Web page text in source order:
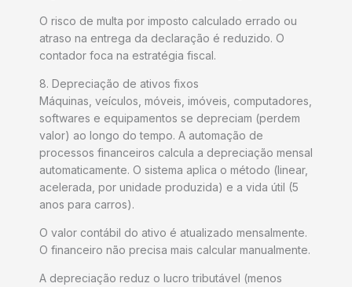
O risco de multa por imposto calculado errado ou
atraso na entrega da declaração é reduzido. O
contador foca na estratégia fiscal.
8. Depreciação de ativos fixos
Máquinas, veículos, móveis, imóveis, computadores,
softwares e equipamentos se depreciam (perdem
valor) ao longo do tempo. A automação de
processos financeiros calcula a depreciação mensal
automaticamente. O sistema aplica o método (linear,
acelerada, por unidade produzida) e a vida útil (5
anos para carros).
O valor contábil do ativo é atualizado mensalmente.
O financeiro não precisa mais calcular manualmente.
A depreciação reduz o lucro tributável (menos